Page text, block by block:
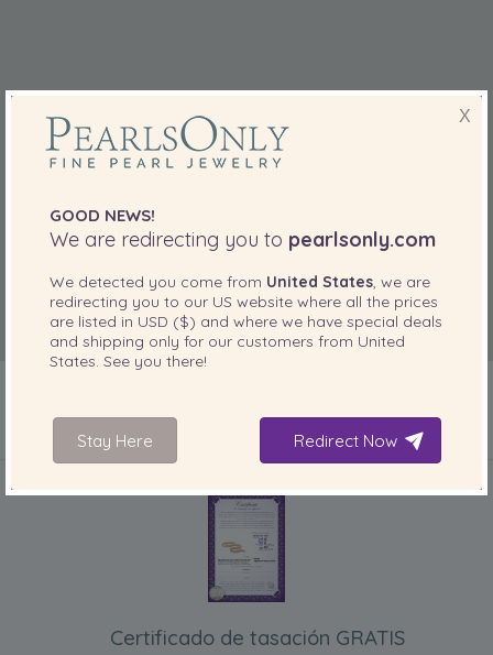
INCLUIDO CON SU PRODUCTO
Certificado de tasación GRATIS
X
GOOD NEWS!
We are redirecting you to pearlsonly.com
We detected you come from United States , we are
redirecting you to our US website where all the prices
are listed in USD ($) and where we have special deals
and shipping only for our customers from United
States . See you there!
Stay Here Redirect Now